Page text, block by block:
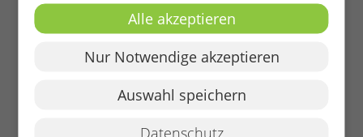
Tel.:+49 4482 922-221
Per E-Mail kontaktieren
OG 08
Alle akzeptieren
Nur Notwendige akzeptieren
Auswahl speichern
Datenschutz